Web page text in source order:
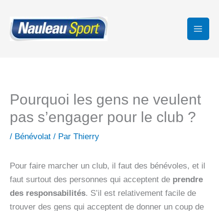
contenu
Pourquoi les gens ne veulent
pas s’engager pour le club ?
/ Bénévolat / Par Thierry
Pour faire marcher un club, il faut des bénévoles, et il
faut surtout des personnes qui acceptent de prendre
des responsabilités. S’il est relativement facile de
trouver des gens qui acceptent de donner un coup de